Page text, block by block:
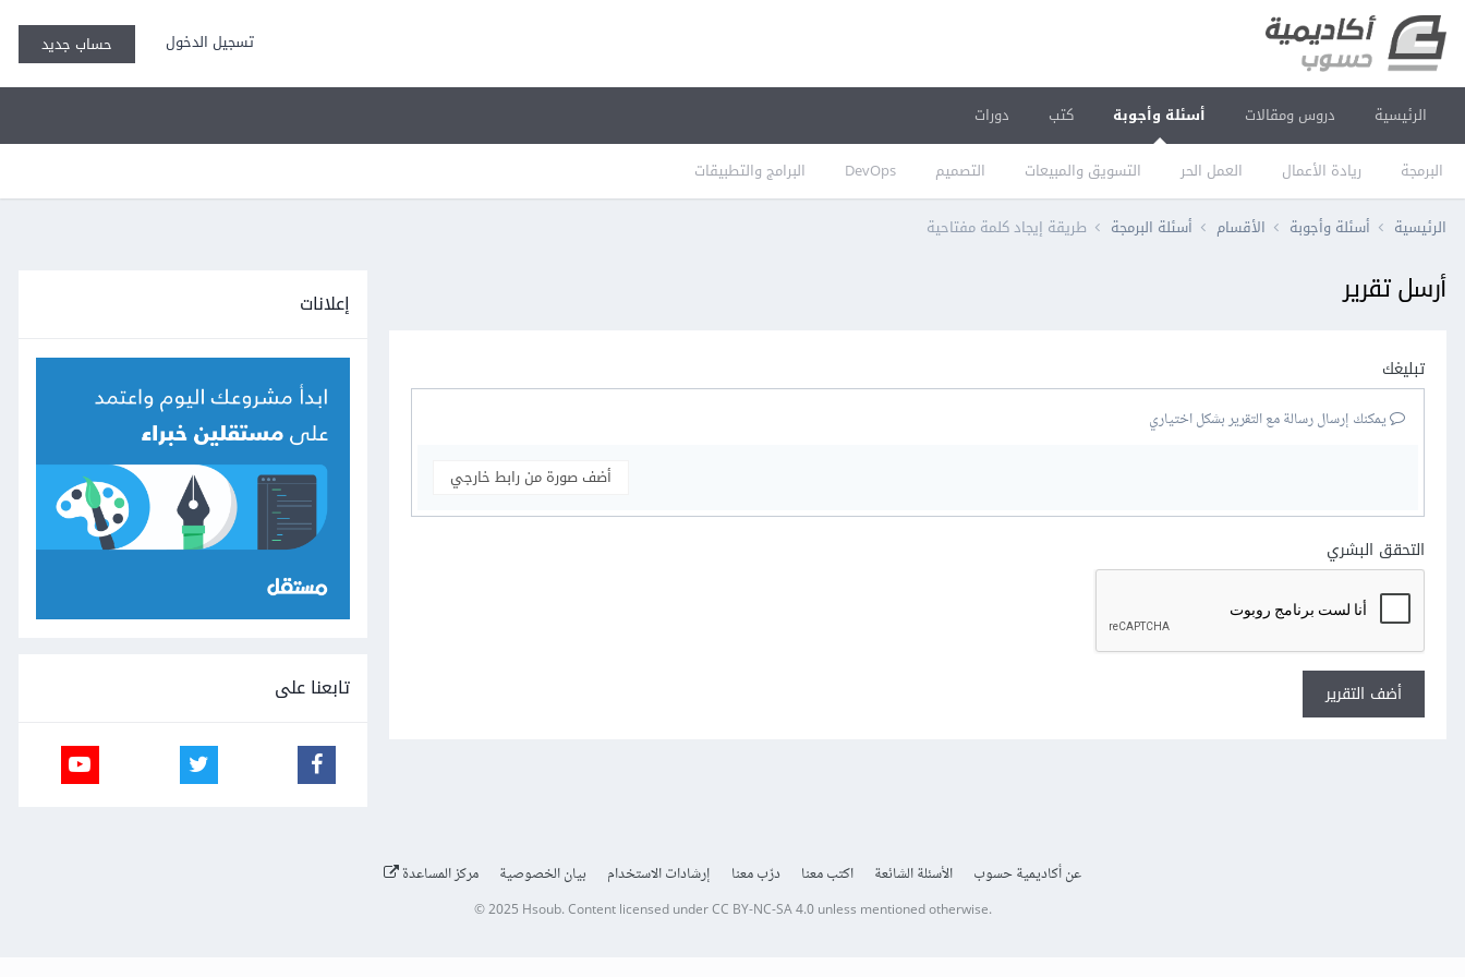
تسجيل الدخول حساب جديد
الرئيسية دروس ومقالات أسئلة وأجوبة
البرمجة ريادة الأعمال العمل الحر التسويق والمبيعات التصميم DevOps البرامج والتطبيقات
كتب دورات
الرئيسية أسئلة وأجوبة الأقسام أسئلة البرمجة طريقة إيجاد كلمة مفتاحية
أرسل تقرير
تبليغك
يمكنك إرسال رسالة مع التقرير بشكل اختياري
أضف صورة من رابط خارجي
التحقق البشري
أضف التقرير
إعلانات
تابعنا على
عن أكاديمية حسوب الأسئلة الشائعة اكتب معنا درّب معنا إرشادات الاستخدام بيان الخصوصية مركز المساعدة
© 2025 Hsoub.Content licensed underCC BY-NC-SA 4.0unless mentioned otherwise.